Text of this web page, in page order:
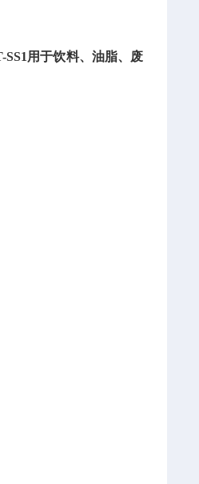
用于饮料、油脂、废